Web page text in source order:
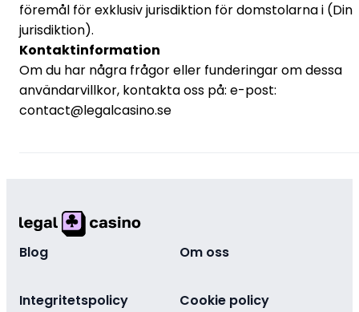
föremål för exklusiv jurisdiktion för domstolarna i (Din
jurisdiktion).
Kontaktinformation
Om du har några frågor eller funderingar om dessa
användarvillkor, kontakta oss på: e-post:
contact@legalcasino.se
Blog Om oss
Integritetspolicy Cookie policy